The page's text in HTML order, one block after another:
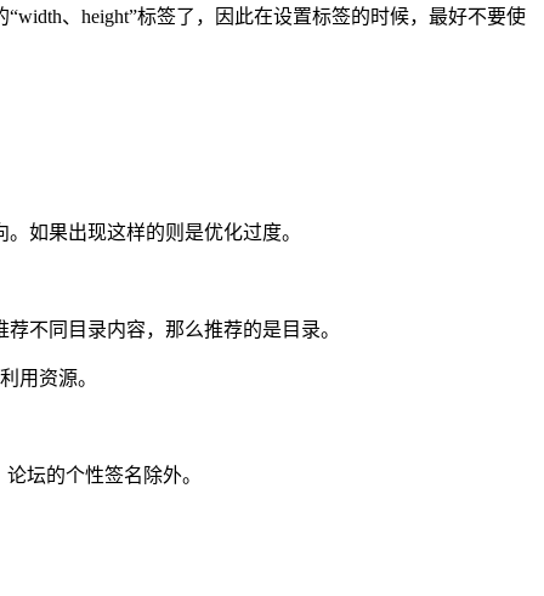
、height”标签了，因此在设置标签的时候，最好不要使
如果出现这样的则是优化过度。
不同目录内容，那么推荐的是目录。
用资源。
坛的个性签名除外。